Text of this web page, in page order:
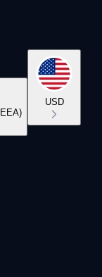
USD